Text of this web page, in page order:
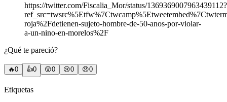
https://twitter.com/Fiscalia_Mor/status/1369369007963439112?
roja%2Fdetienen-sujeto-hombre-de-50-anos-por-violar-
a-un-nino-en-morelos%2F
¿Qué te pareció?
🔥0 👍0 😲0 😢0 😠0
Etiquetas